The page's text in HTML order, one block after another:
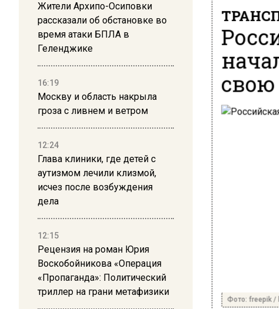
Жители Архипо-Осиповки
рассказали об обстановке во
время атаки БПЛА в
Геленджике
16:19
Москву и область накрыла
гроза с ливнем и ветром
12:24
Глава клиники, где детей с
аутизмом лечили клизмой,
исчез после возбуждения
дела
12:15
Рецензия на роман Юрия
Воскобойникова «Операция
«Пропаганда»: Политический
триллер на грани метафизики
Фото: freepik /